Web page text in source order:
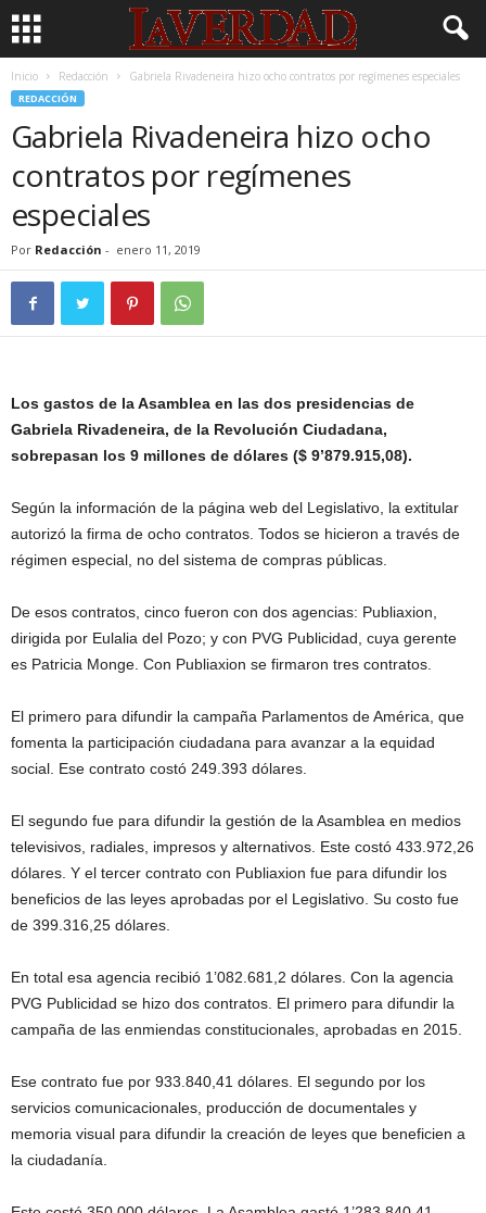
Inicio Redacción Gabriela Rivadeneira hizo ocho contratos por regímenes especiales
REDACCIÓN
Gabriela Rivadeneira hizo ocho
contratos por regímenes
especiales
Por Redacción - enero 11, 2019
Los gastos de la Asamblea en las dos presidencias de
Gabriela Rivadeneira, de la Revolución Ciudadana,
sobrepasan los 9 millones de dólares ($ 9’879.915,08).
Según la información de la página web del Legislativo, la extitular
autorizó la firma de ocho contratos. Todos se hicieron a través de
régimen especial, no del sistema de compras públicas.
De esos contratos, cinco fueron con dos agencias: Publiaxion,
dirigida por Eulalia del Pozo; y con PVG Publicidad, cuya gerente
es Patricia Monge. Con Publiaxion se firmaron tres contratos.
El primero para difundir la campaña Parlamentos de América, que
fomenta la participación ciudadana para avanzar a la equidad
social. Ese contrato costó 249.393 dólares.
El segundo fue para difundir la gestión de la Asamblea en medios
televisivos, radiales, impresos y alternativos. Este costó 433.972,26
dólares. Y el tercer contrato con Publiaxion fue para difundir los
beneficios de las leyes aprobadas por el Legislativo. Su costo fue
de 399.316,25 dólares.
En total esa agencia recibió 1’082.681,2 dólares. Con la agencia
PVG Publicidad se hizo dos contratos. El primero para difundir la
campaña de las enmiendas constitucionales, aprobadas en 2015.
Ese contrato fue por 933.840,41 dólares. El segundo por los
servicios comunicacionales, producción de documentales y
memoria visual para difundir la creación de leyes que beneficien a
la ciudadanía.